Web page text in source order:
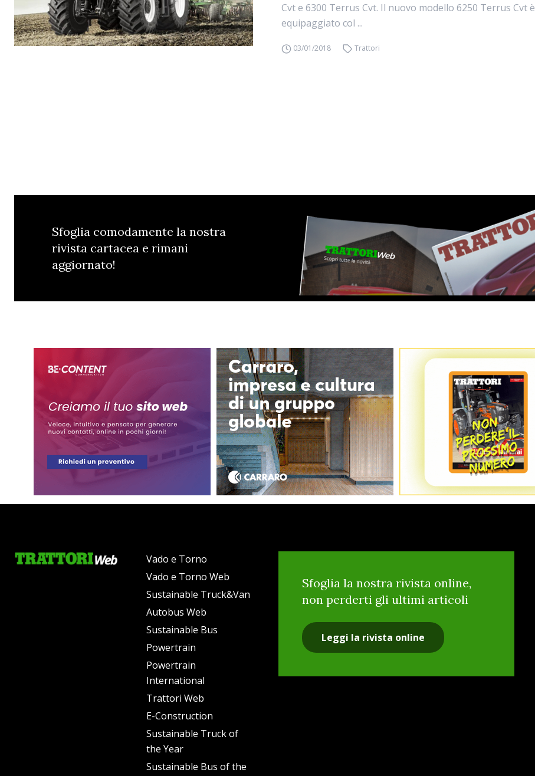
Cvt e 6300 Terrus Cvt. Il nuovo modello 6250 Terrus Cvt è
equipaggiato col ...
03/01/2018 Trattori
Sfoglia comodamente la nostra
rivista cartacea e rimani
aggiornato!
Vado e Torno
Vado e Torno Web
Sustainable Truck&Van
Autobus Web
Sustainable Bus
Powertrain
Powertrain
International
Trattori Web
E-Construction
Sustainable Truck of
the Year
Sustainable Bus of the
Sfoglia la nostra rivista online,
non perderti gli ultimi articoli
Leggi la rivista online